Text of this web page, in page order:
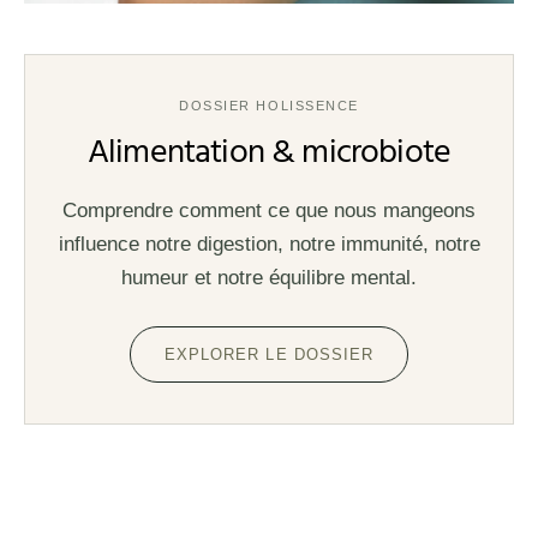
DOSSIER HOLISSENCE
Alimentation & microbiote
Comprendre comment ce que nous mangeons
influence notre digestion, notre immunité, notre
humeur et notre équilibre mental.
EXPLORER LE DOSSIER